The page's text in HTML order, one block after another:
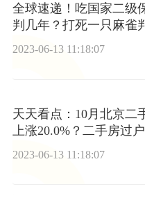
全球速递！吃国家二级
判几年？打死一只麻雀
2023-06-13 11:18:07
天天看点：10月北京二
上涨20.0%？二手房过
2023-06-13 11:18:07